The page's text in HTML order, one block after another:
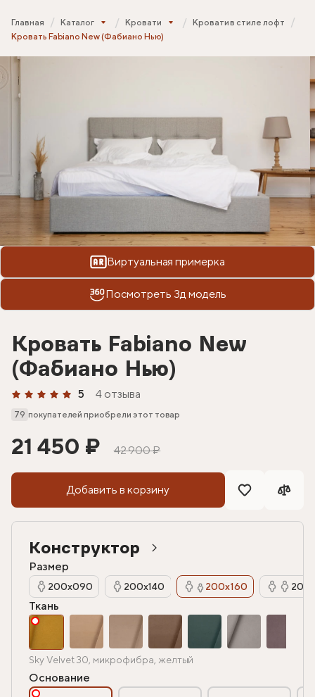
Главная Каталог Кровати
Кровати в стиле лофт
Кровать Fabiano New (Фабиано Нью)
Виртуальная примерка
Посмотреть 3д модель
Кровать Fabiano New
(Фабиано Нью)
5 4 отзыва
79 покупателей приобрели этот товар
21 450 ₽ 42 900 ₽
Добавить в корзину
Конструктор
Размер
200х090 200х140 200х160
Ткань
Sky Velvet 30, микрофибра, желтый
Основание